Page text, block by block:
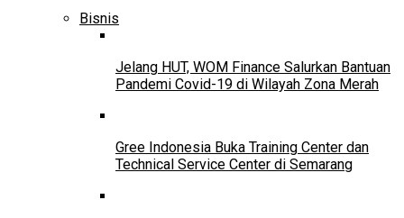
Bisnis
Jelang HUT, WOM Finance Salurkan Bantuan
Pandemi Covid-19 di Wilayah Zona Merah
Gree Indonesia Buka Training Center dan
Technical Service Center di Semarang